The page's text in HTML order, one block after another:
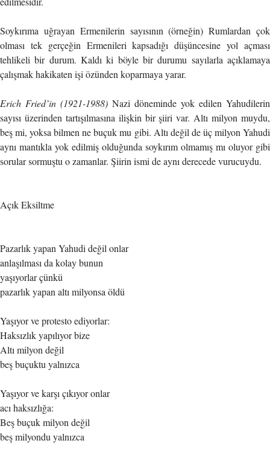
Soykırıma uğrayan Ermenilerin sayısının (örneğin) Rumlardan çok
olması tek gerçeğin Ermenileri kapsadığı düşüncesine yol açması
tehlikeli bir durum. Kaldı ki böyle bir durumu sayılarla açıklamaya
çalışmak hakikaten işi özünden koparmaya yarar.
Erich Fried’in (1921-1988) Nazi döneminde yok edilen Yahudilerin
sayısı üzerinden tartışılmasına ilişkin bir şiiri var. Altı milyon muydu,
beş mi, yoksa bilmen ne buçuk mu gibi. Altı değil de üç milyon Yahudi
aynı mantıkla yok edilmiş olduğunda soykırım olmamış mı oluyor gibi
sorular sormuştu o zamanlar. Şiirin ismi de aynı derecede vurucuydu.
Açık Eksiltme
Pazarlık yapan Yahudi değil onlar
anlaşılması da kolay bunun
yaşıyorlar çünkü
pazarlık yapan altı milyonsa öldü
Yaşıyor ve protesto ediyorlar:
Haksızlık yapılıyor bize
Altı milyon değil
beş buçuktu yalnızca
Yaşıyor ve karşı çıkıyor onlar
acı haksızlığa:
Beş buçuk milyon değil
beş milyondu yalnızca